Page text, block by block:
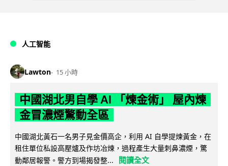
人工智能
Lawton 15 小時
中國湖北男自學 AI 「煉金術」 屋內煉
金冒濃煙驚動全區
中國湖北黃石一名男子見金價高企，利用 AI 自學提煉黃金，在
租住單位私設高壓爐及作坊冶煉，過程產生大量刺鼻濃煙，驚
動鄰居報警。警方到場揭發整...
閱讀全文